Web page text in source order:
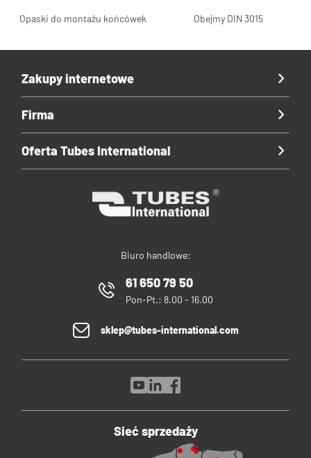
Opaski do montażu końcówek Obejmy DIN 3015
Biuro handlowe:
61 650 79 50
Pon-Pt.: 8.00 - 16.00
sklep@tubes-international.com
Zakupy internetowe
Firma
Oferta Tubes International
Sieć sprzedaży